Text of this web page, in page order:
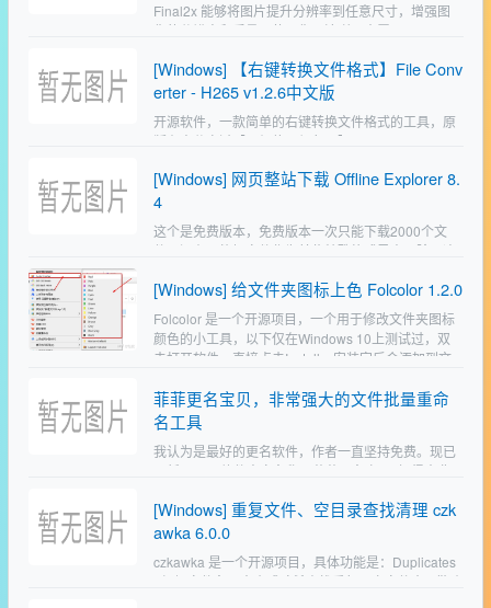
Final2x 能够将图片提升分辨率到任意尺寸，增强图
像的分辨率和质量，使图像更清晰，内置
等多个模型，作者GitHubFina…
[Windows] 【右键转换文件格式】File Conv
erter - H265 v1.2.6中文版
开源软件，一款简单的右键转换文件格式的工具，原
版有人分享过【已经停更很久了】，
[Windows] 网页整站下载 Offline Explorer 8.
4
这个是免费版本，免费版本一次只能下载2000个文
件，还有不能把文件作为某些特殊格式导出，除了这
本，网上也多得是，可自行寻找。Offline Explorer…
[Windows] 给文件夹图标上色 Folcolor 1.2.0
Folcolor 是一个开源项目，一个用于修改文件夹图标
颜色的小工具，以下仅在Windows 10上测试过，双
击打开软件，直接点击Install，安装完后会添加到文
菲菲更名宝贝，非常强大的文件批量重命
名工具
我认为是最好的更名软件，作者一直坚持免费。现已
更新V4.0。软件中文名称：菲菲更名宝贝 之 得意非
本：4.0软件作者：ffhome版权所…
[Windows] 重复文件、空目录查找清理 czk
awka 6.0.0
czkawka 是一个开源项目，具体功能是：Duplicates
- 根据文件名、大小或哈希查找重复项空文件夹 - 借助